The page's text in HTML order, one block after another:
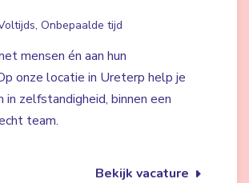
Onbepaalde tijd
mensen én aan hun
onze locatie in Ureterp help je
in zelfstandigheid, binnen een
team.
Bekijk vacature